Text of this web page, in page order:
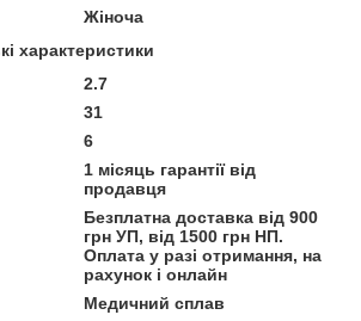
Жіноча
характеристики
2.7
31
6
1 місяць гарантії від
продавця
Безплатна доставка від 900
грн УП, від 1500 грн НП.
Оплата у разі отримання, на
рахунок і онлайн
Медичний сплав